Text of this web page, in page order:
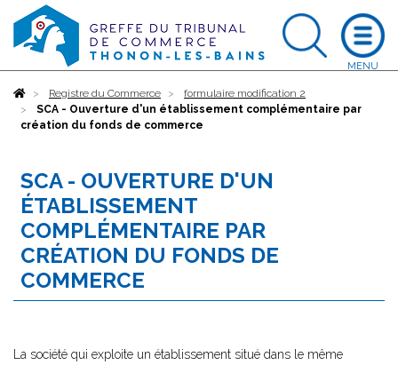
AccueilRegistre du Commerce
formulaire modification 2
SCA - Ouverture d'un établissement complémentaire par
création du fonds de commerce
SCA - OUVERTURE D'UN
ÉTABLISSEMENT
COMPLÉMENTAIRE PAR
CRÉATION DU FONDS DE
COMMERCE
La société qui exploite un établissement situé dans le même